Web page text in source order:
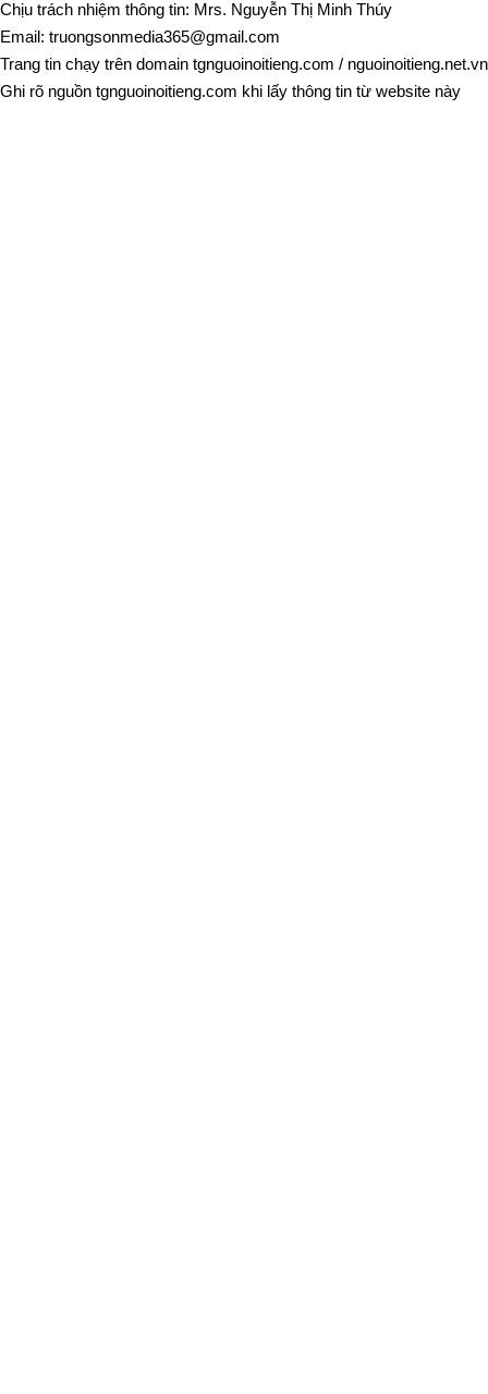
Chịu trách nhiệm thông tin: Mrs. Nguyễn Thị Minh Thúy
Email: truongsonmedia365@gmail.com
Trang tin chạy trên domain tgnguoinoitieng.com / nguoinoitieng.net.vn
Ghi rõ nguồn tgnguoinoitieng.com khi lấy thông tin từ website này